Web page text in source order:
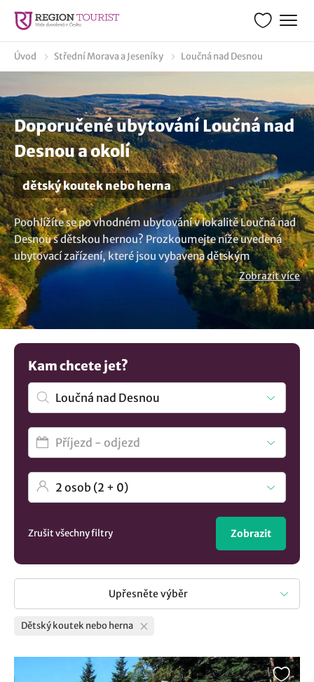
Úvod Střední Morava a Jeseníky Loučná nad Desnou
Doporučené ubytování Loučná nad
Desnou a okolí
dětský koutek nebo herna
Poohlížíte se po vhodném ubytování v lokalitě Loučná nad
Desnou s dětskou hernou? Prozkoumejte níže uvedená
ubytovací zařízení, které jsou vybavena dětským
koutkem, kde si vaše děcka pohrají. Takový pobyt přináší
mnoho výhod nejen pro děti, ale i pro rodiče samotné,
kteří si mohou užít klidnější a pohodovější dovolenou s
vědomím, že jejich děti mají zajištěnou zábavu
prostřednictvím vnitřní herny nebo menšího koutku s
hračkami. Nenalezli jste to pravé? Objevte další možnosti
ubytování v lokalitě Loučná nad Desnou
Zobrazit více
Kam chcete jet?
Zrušit všechny filtry Zobrazit
Upřesněte výběr
Dětský koutek nebo herna